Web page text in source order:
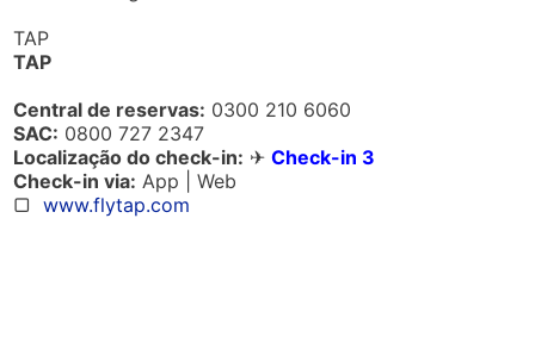
TAP
TAP
Central de reservas: 0300 210 6060
SAC: 0800 727 2347
Localização do check-in: ✈Check-in 3
Check-in via: App | Web
▢www.flytap.com